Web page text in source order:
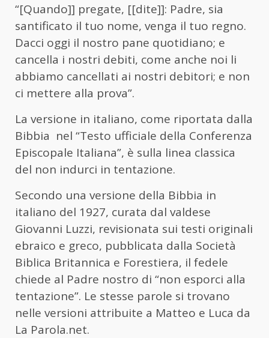
“[Quando]] pregate, [[dite]]: Padre, sia
santificato il tuo nome, venga il tuo regno.
Dacci oggi il nostro pane quotidiano; e
cancella i nostri debiti, come anche noi li
abbiamo cancellati ai nostri debitori; e non
ci mettere alla prova”.
La versione in italiano, come riportata dalla
Bibbia nel “Testo ufficiale della Conferenza
Episcopale Italiana”, è sulla linea classica
del non indurci in tentazione.
Secondo una versione della Bibbia in
italiano del 1927, curata dal valdese
Giovanni Luzzi, revisionata sui testi originali
ebraico e greco, pubblicata dalla Società
Biblica Britannica e Forestiera, il fedele
chiede al Padre nostro di “non esporci alla
tentazione”. Le stesse parole si trovano
nelle versioni attribuite a Matteo e Luca da
La Parola.net.